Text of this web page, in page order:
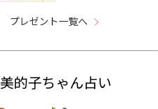
プレゼント一覧へ
美的子ちゃん占い